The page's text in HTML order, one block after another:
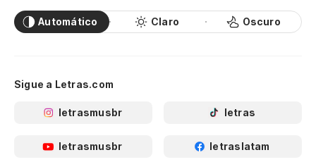
Automático Claro Oscuro
Sigue a Letras.com
letrasmusbr letras
letrasmusbr letraslatam